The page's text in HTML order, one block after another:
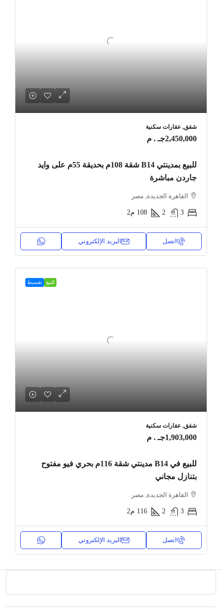
شقق, عقارات سكنية
2,450,000جـ . م
للبيع بمدينتي B14 شقة 108م بحديقة 55م على وايد
جاردن مباشرة
القاهرة الجديدة, مصر
3
2
108 م2
اتصل البريد الإلكتروني
للبيع تقسيط
شقق, عقارات سكنية
1,903,000جـ . م
للبيع في B14 مدينتي شقة 116م بحري فيو مفتوح
بتنازل مجاني
القاهرة الجديدة, مصر
3
2
116 م2
اتصل البريد الإلكتروني